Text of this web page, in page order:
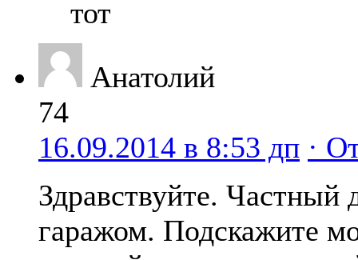
тот
Анатолий
74
16.09.2014 в 8:53 дп ·
Здравствуйте. Частный
гаражом. Подскажите